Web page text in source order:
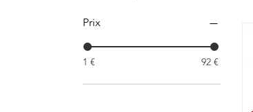
Prix
1 € 92 €